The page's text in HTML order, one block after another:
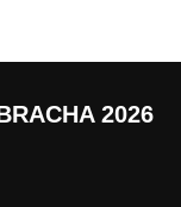
2026